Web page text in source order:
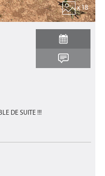
x 18
DE SUITE !!!
totale de 139,55 m²
d'environ 113,05 m² et une